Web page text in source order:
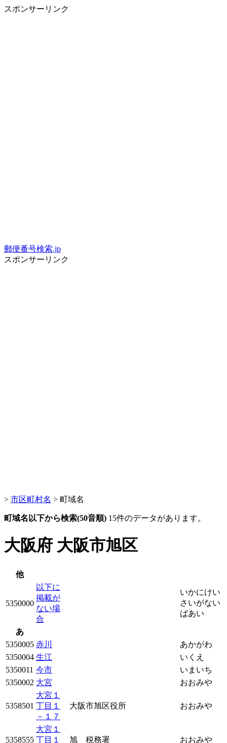
スポンサーリンク
郵便番号検索.jp
スポンサーリンク
> 市区町村名 > 町域名
町域名以下から検索(50音順) 15件のデータがあります。
大阪府 大阪市旭区
他
5350000
以下に
掲載が
ない場
合
いかにけい
さいがない
ばあい
あ
5350005 赤川
あかがわ
5350004 生江
いくえ
5350011 今市
いまいち
5350002 大宮 おおみや
5358501
大宮１
丁目１
－１７
大阪市旭区役所 おおみや
5358555
大宮１
丁目１
旭 税務署 おおみや